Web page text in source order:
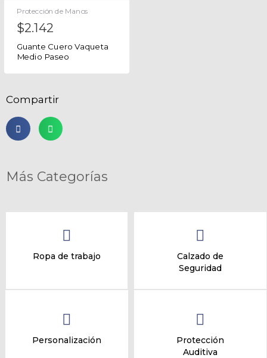
Protección de Manos
$2.142
Guante Cuero Vaqueta
Medio Paseo
Compartir
Más Categorías
Ropa de trabajo
Calzado de
Seguridad
Personalización
Protección
Auditiva